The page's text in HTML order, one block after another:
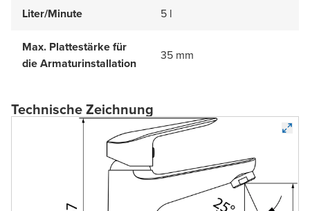
Liter/Minute 5 l
Max. Plattestärke für
die Armaturinstallation
35 mm
Technische Zeichnung